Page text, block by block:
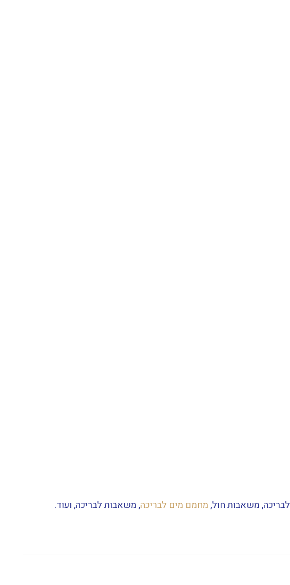
לבריכה, משאבות חול,מחמם מים לבריכה, משאבות לבריכה, ועוד.